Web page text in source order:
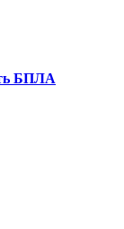
БПЛА